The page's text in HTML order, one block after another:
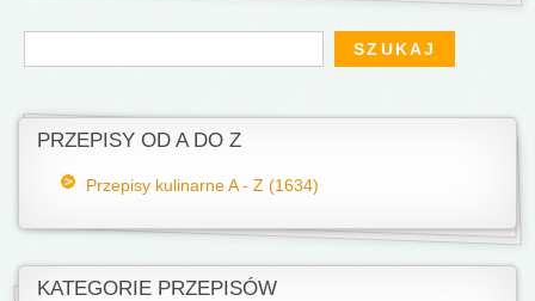
Formularz wyszukiwania
Szukaj
PRZEPISY OD A DO Z
Przepisy kulinarne A - Z (1634)
KATEGORIE PRZEPISÓW